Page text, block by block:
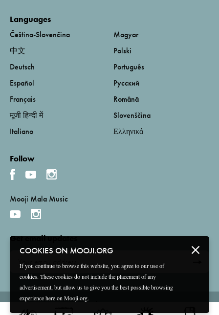
COOKIES ON MOOJI.ORG
If you continue to browse this website, you agree to our use of
cookies. These cookies do not include the placement of any
advertisement, but allow us to give you the best possible browsing
experience here on Mooji.org.
Languages
Čeština-Slovenčina
中文
Deutsch
Español
Français
मूजी हिन्दी में
Italiano
Magyar
Polski
Português
Русский
Română
Slovenščina
Ελληνικά
Follow
Mooji Mala Music
Get email updates
Terms and Conditions